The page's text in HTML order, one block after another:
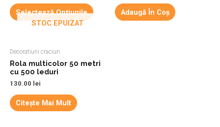
Selectează Opțiunile
Adaugă În Coș
STOC EPUIZAT
Decoratiuni craciun
Rola multicolor 50 metri
cu 500 leduri
130.00 lei
Citește Mai Mult